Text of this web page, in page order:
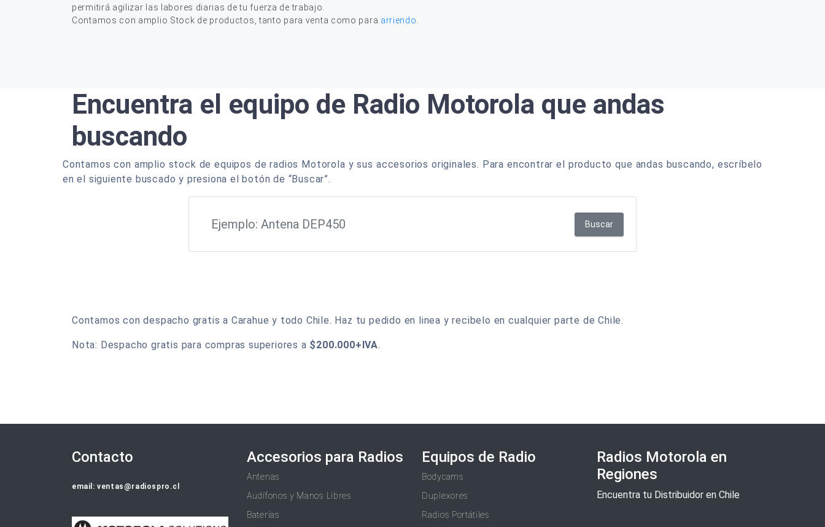
permitirá agilizar las labores diarias de tu fuerza de trabajo.
Contamos con amplio Stock de productos, tanto para venta como para arriendo
Encuentra el equipo de Radio Motorola que andas
buscando
Contamos con amplio stock de equipos de radios Motorola y sus accesorios originales. Para encontrar el producto que andas buscando, escríbelo
en el siguiente buscado y presiona el botón de “Buscar”.
Buscar
Contamos con despacho gratis a Carahue y todo Chile. Haz tu pedido en linea y recibelo en cualquier parte de Chile.
Nota: Despacho gratis para compras superiores a $200.000+IVA.
Contacto
email: ventas@radiospro.cl
Accesorios para Radios
Antenas
Audífonos y Manos Libres
Baterías
Equipos de Radio
Bodycams
Duplexores
Radios Portátiles
Radios Motorola en
Regiones
Encuentra tu Distribuidor en Chile